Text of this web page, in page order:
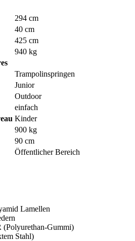
294 cm
40 cm
425 cm
940 kg
Trampolinspringen
Junior
Outdoor
einfach
Kinder
900 kg
90 cm
Öffentlicher Bereich
Lamellen
(Polyurethan-Gummi)
Stahl)